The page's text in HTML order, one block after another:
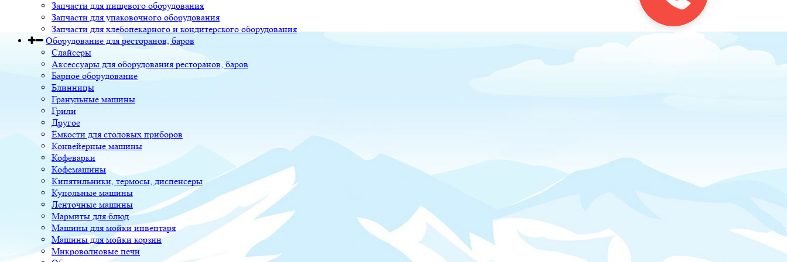
Запчасти для пищевого оборудования
Запчасти для упаковочного оборудования
Запчасти для хлебопекарного и кондитерского оборудования
Оборудование для ресторанов, баров
Слайсеры
Аксессуары для оборудования ресторанов, баров
Барное оборудование
Блинницы
Гранульные машины
Грили
Другое
Ёмкости для столовых приборов
Конвейерные машины
Кофеварки
Кофемашины
Кипятильники, термосы, диспенсеры
Купольные машины
Ленточные машины
Мармиты для блюд
Машины для мойки инвентаря
Машины для мойки корзин
Микроволновые печи